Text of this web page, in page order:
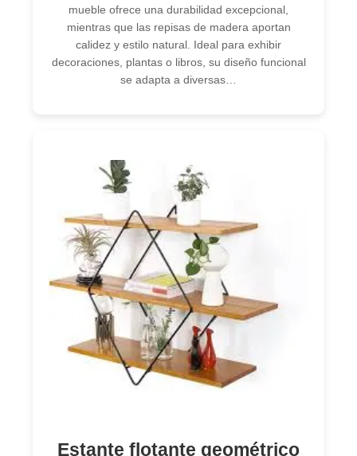
mueble ofrece una durabilidad excepcional,
mientras que las repisas de madera aportan
calidez y estilo natural. Ideal para exhibir
decoraciones, plantas o libros, su diseño funcional
se adapta a diversas…
Estante flotante geométrico